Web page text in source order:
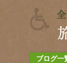
ブログ一